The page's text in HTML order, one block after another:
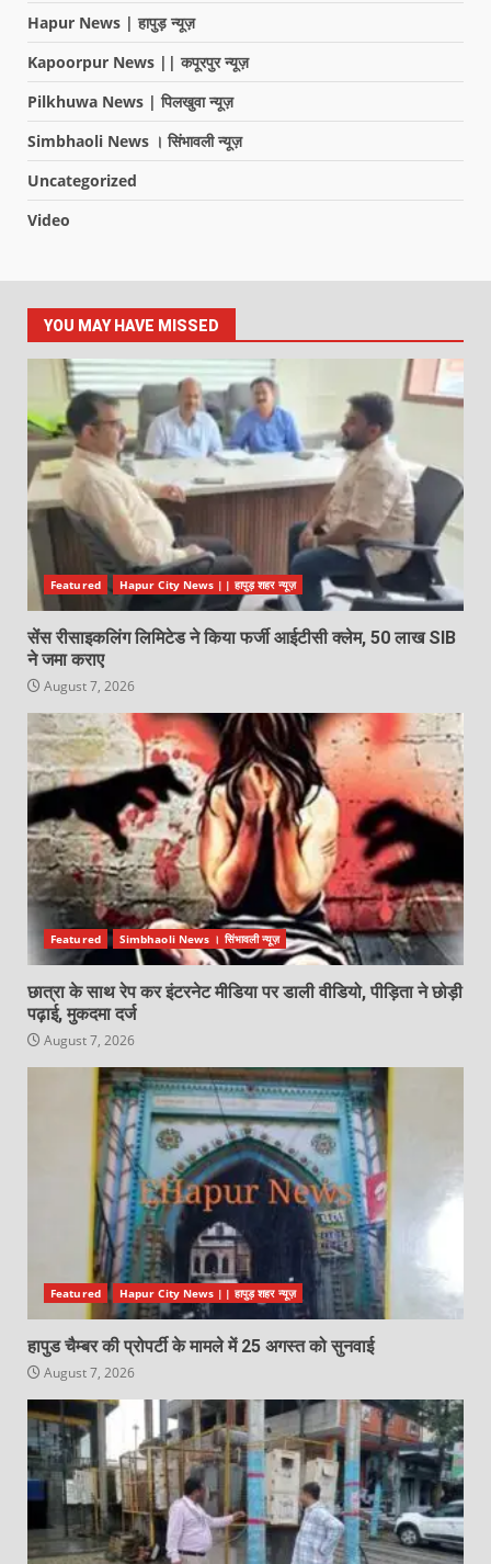
Hapur News | हापुड़ न्यूज़
Kapoorpur News || कपूरपुर न्यूज़
Pilkhuwa News | पिलखुवा न्यूज़
Simbhaoli News । सिंभावली न्यूज़
Uncategorized
Video
YOU MAY HAVE MISSED
Featured Hapur City News || हापुड़ शहर न्यूज़
सेंस रीसाइकलिंग लिमिटेड ने किया फर्जी आईटीसी क्लेम, 50 लाख SIB
ने जमा कराए
August 7, 2026
Featured Simbhaoli News । सिंभावली न्यूज़
छात्रा के साथ रेप कर इंटरनेट मीडिया पर डाली वीडियो, पीड़िता ने छोड़ी
पढ़ाई, मुकदमा दर्ज
August 7, 2026
Featured Hapur City News || हापुड़ शहर न्यूज़
हापुड चैम्बर की प्रोपर्टी के मामले में 25 अगस्त को सुनवाई
August 7, 2026